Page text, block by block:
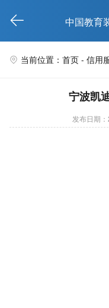
 中国教育
 当前位置：首页 - 信用
宁波凯
发布日期